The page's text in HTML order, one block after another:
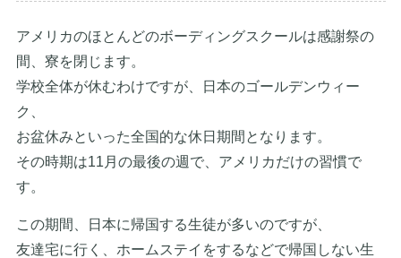
アメリカのほとんどのボーディングスクールは感謝祭の
間、寮を閉じます。
学校全体が休むわけですが、日本のゴールデンウィー
ク、
お盆休みといった全国的な休日期間となります。
その時期は11月の最後の週で、アメリカだけの習慣で
す。
この期間、日本に帰国する生徒が多いのですが、
友達宅に行く、ホームステイをするなどで帰国しない生